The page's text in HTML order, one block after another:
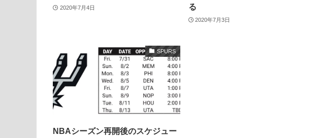
2020年7月4日
る
2020年7月3日
SPURS
NBAシーズン再開後のスケジュー